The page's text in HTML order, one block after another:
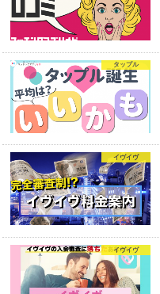
タップル
イヴイヴ
イヴイヴ